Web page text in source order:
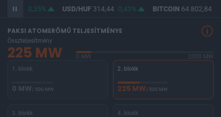
363,01 0,35% USD/HUF314,44 0,43% BITCOIN64 802,84
PAKSI ATOMERŐMŰ TELJESÍTMÉNYE
Összteljesítmény
225 MW 0 MW
2000 MW
1. blokk
0 MW/ 500 MW
2. blokk
225 MW/ 500 MW
3. blokk 4. blokk